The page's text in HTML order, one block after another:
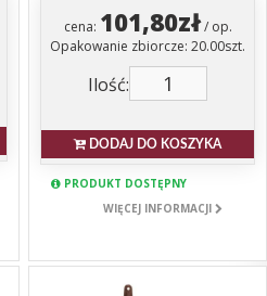
cena: 101,80zł/ op.
Opakowanie zbiorcze: 20.00szt.
Ilość:
DODAJ DO KOSZYKA
PRODUKT DOSTĘPNY
WIĘCEJ INFORMACJI